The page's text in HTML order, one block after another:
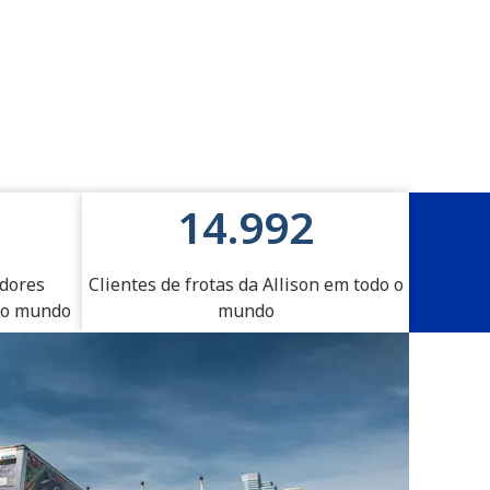
mundo
15.000
Clientes de frotas da Allison em todo o
mundo